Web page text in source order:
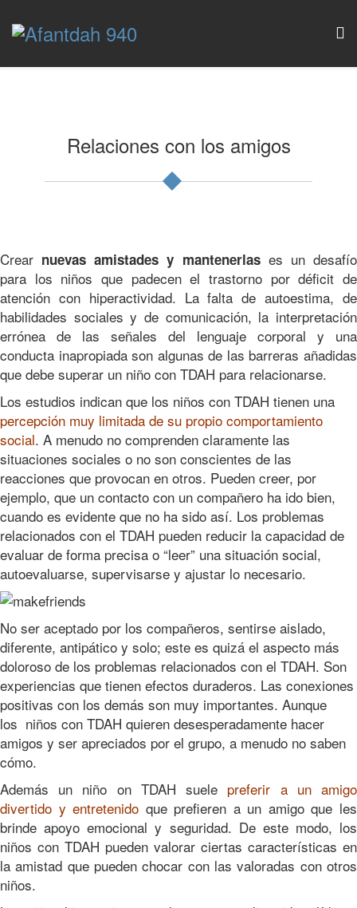
Relaciones con los amigos
Crear nuevas amistades y mantenerlases un desafío
para los niños que padecen el trastorno por déficit de
atención con hiperactividad. La falta de autoestima, de
habilidades sociales y de comunicación, la interpretación
errónea de las señales del lenguaje corporal y una
conducta inapropiada son algunas de las barreras añadidas
que debe superar un niño con TDAH para relacionarse.
Los estudios indican que los niños con TDAH tienen una
percepción muy limitada de su propio comportamiento
social. A menudo no comprenden claramente las
situaciones sociales o no son conscientes de las
reacciones que provocan en otros. Pueden creer, por
ejemplo, que un contacto con un compañero ha ido bien,
cuando es evidente que no ha sido así. Los problemas
relacionados con el TDAH pueden reducir la capacidad de
evaluar de forma precisa o “leer” una situación social,
autoevaluarse, supervisarse y ajustar lo necesario.
No ser aceptado por los compañeros, sentirse aislado,
diferente, antipático y solo; este es quizá el aspecto más
doloroso de los problemas relacionados con el TDAH. Son
experiencias que tienen efectos duraderos. Las conexiones
positivas con los demás son muy importantes. Aunque
los niños con TDAH quieren desesperadamente hacer
amigos y ser apreciados por el grupo, a menudo no saben
cómo.
Además un niño on TDAH suele preferir a un amigo
divertido y entretenido que prefieren a un amigo que les
brinde apoyo emocional y seguridad. De este modo, los
niños con TDAH pueden valorar ciertas características en
la amistad que pueden chocar con las valoradas con otros
niños.